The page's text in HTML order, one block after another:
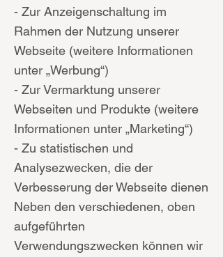
- Zur Anzeigenschaltung im
Rahmen der Nutzung unserer
Webseite (weitere Informationen
unter „Werbung“)
- Zur Vermarktung unserer
Webseiten und Produkte (weitere
Informationen unter „Marketing“)
- Zu statistischen und
Analysezwecken, die der
Verbesserung der Webseite dienen
Neben den verschiedenen, oben
aufgeführten
Verwendungszwecken können wir